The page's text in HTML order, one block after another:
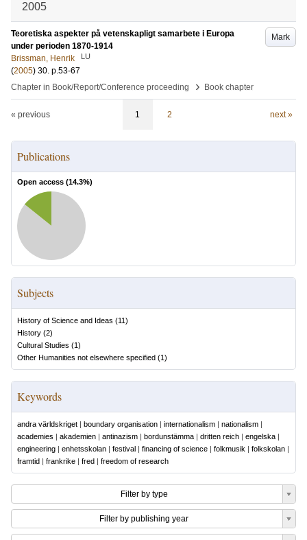
2005
Mark
Teoretiska aspekter på vetenskapligt samarbete i Europa
under perioden 1870-1914
Brissman, Henrik
LU
(2005) 30. p.53-67
Chapter in Book/Report/Conference proceeding
› Book chapter
« previous 1 2 next »
Publications
Open access (14.3%)
Subjects
History of Science and Ideas (11)
History (2)
Cultural Studies (1)
Other Humanities not elsewhere specified (1)
Keywords
andra världskriget | boundary organisation | internationalism | nationalism |
academies | akademien | antinazism | bordunstämma | dritten reich | engelska |
engineering | enhetsskolan | festival | financing of science | folkmusik | folkskolan |
framtid | frankrike | fred | freedom of research
Filter by type
Filter by publishing year